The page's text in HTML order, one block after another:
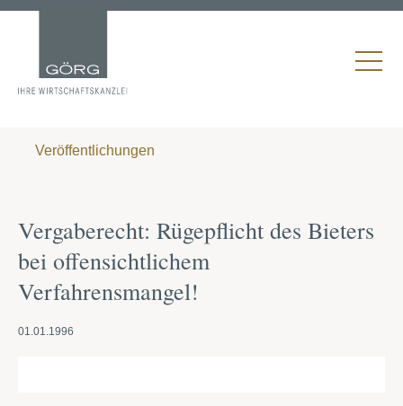
Veröffentlichungen
Vergaberecht: Rügepflicht des Bieters
bei offensichtlichem
Verfahrensmangel!
01.01.1996